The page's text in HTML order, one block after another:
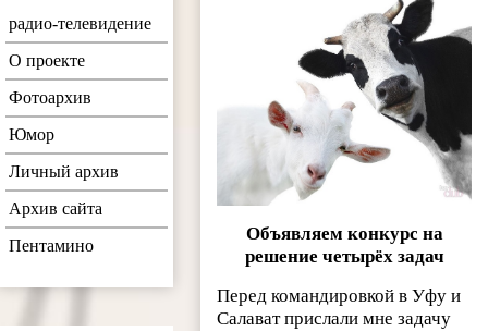
Объявляем конкурс на
решение четырёх задач
Перед командировкой в Уфу и
Салават прислали мне задачу
радио-телевидение
О проекте
Фотоархив
Юмор
Личный архив
Архив сайта
Пентамино